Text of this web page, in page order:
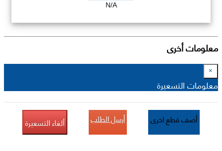
N/A
معلومات أخرى
×
معلومات التسعيرة
أضف قطع اخرى أرسل الطلب ألغاء التسعيرة